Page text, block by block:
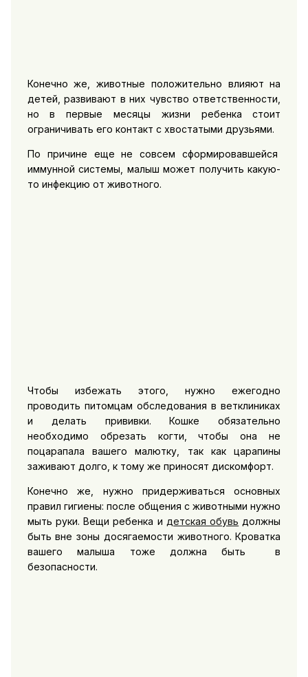
Конечно же, животные положительно влияют на
детей, развивают в них чувство ответственности,
но в первые месяцы жизни ребенка стоит
ограничивать его контакт с хвостатыми друзьями.
По причине еще не совсем сформировавшейся
иммунной системы, малыш может получить какую-
то инфекцию от животного.
Чтобы избежать этого, нужно ежегодно
проводить питомцам обследования в ветклиниках
и делать прививки. Кошке обязательно
необходимо обрезать когти, чтобы она не
поцарапала вашего малютку, так как царапины
заживают долго, к тому же приносят дискомфорт.
Конечно же, нужно придерживаться основных
правил гигиены: после общения с животными нужно
мыть руки. Вещи ребенка и детская обувь должны
быть вне зоны досягаемости животного. Кроватка
вашего малыша тоже должна быть в
безопасности.